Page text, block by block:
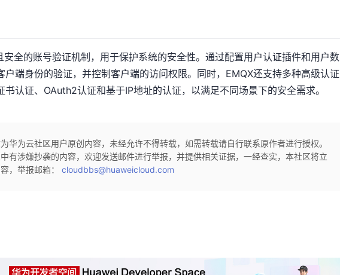
安全的账号验证机制，用于保护系统的安全性。通过配置用户认证插件和用户数
户端身份的验证，并控制客户端的访问权限。同时，EMQX还支持多种高级认证
书认证、OAuth2认证和基于IP地址的认证，以满足不同场景下的安全需求。
为华为云社区用户原创内容，未经允许不得转载，如需转载请自行联系原作者进行授权。
有涉嫌抄袭的内容，欢迎发送邮件进行举报，并提供相关证据，一经查实，本社区将立
，举报邮箱：cloudbbs@huaweicloud.com